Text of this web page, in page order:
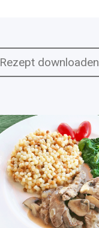
Rezept downloaden